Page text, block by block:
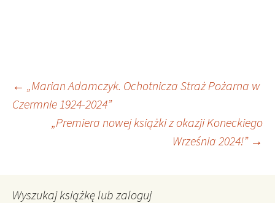
Nawigacja
wpisu
← „Marian Adamczyk. Ochotnicza Straż Pożarna w
Czermnie 1924-2024”
„Premiera nowej książki z okazji Koneckiego
Września 2024!” →
Wyszukaj książkę lub zaloguj